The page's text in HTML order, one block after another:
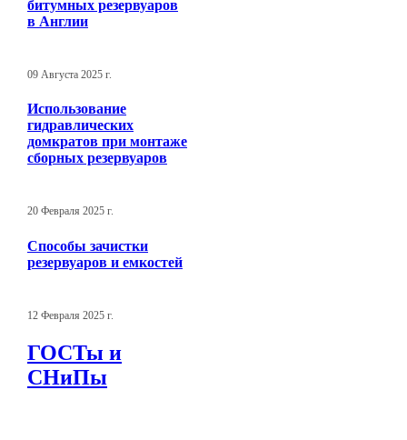
битумных резервуаров
в Англии
09 Августа 2025 г.
Использование
гидравлических
домкратов при монтаже
сборных резервуаров
20 Февраля 2025 г.
Способы зачистки
резервуаров и емкостей
12 Февраля 2025 г.
ГОСТы и
СНиПы